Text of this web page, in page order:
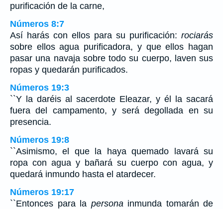
purificación de la carne,
Números 8:7
Así harás con ellos para su purificación: rociarás
sobre ellos agua purificadora, y que ellos hagan
pasar una navaja sobre todo su cuerpo, laven sus
ropas y quedarán purificados.
Números 19:3
``Y la daréis al sacerdote Eleazar, y él la sacará
fuera del campamento, y será degollada en su
presencia.
Números 19:8
``Asimismo, el que la haya quemado lavará su
ropa con agua y bañará su cuerpo con agua, y
quedará inmundo hasta el atardecer.
Números 19:17
``Entonces para la persona inmunda tomarán de